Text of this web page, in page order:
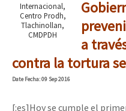
Internacional,
Centro Prodh,
Tlachinollan,
CMDPDH
a
contra la tortura
DateFecha: 09 Sep 2016
[:es]Hoy se cumple el